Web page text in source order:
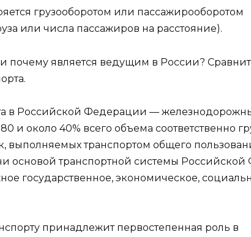
грузооборотом или пассажирооборотом
или числа пассажиров на расстояние).
почему является ведущим в России?
в Российской Федерации —
и около 40% всего объема соответственно
выполняемых транспортом общего
основой транспортной системы
государственное, экономическое,
принадлежит первостепенная роль в